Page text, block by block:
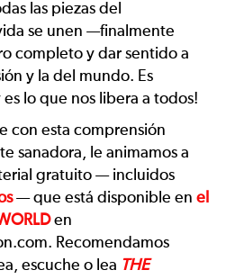
las piezas del
se unen —finalmente
completo y dar sentido a
y la del mundo. Es
lo que nos libera a todos!
con esta comprensión
sanadora, le animamos a
gratuito — incluidos
— que está disponible en el
en
Recomendamos
escuche o lea THE